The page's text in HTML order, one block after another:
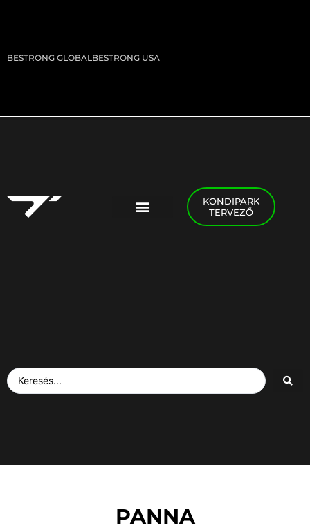
BESTRONG GLOBAL BESTRONG USA
KONDIPARK
TERVEZŐ
PANNA